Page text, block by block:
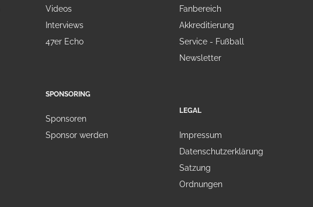
Videos
Interviews
47er Echo
SPONSORING
Sponsoren
Sponsor werden
Fanbereich
Akkreditierung
Service - Fußball
Newsletter
LEGAL
Impressum
Datenschutzerklärung
Satzung
Ordnungen